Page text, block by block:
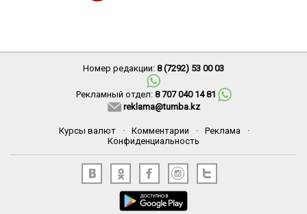
Номер редакции: 8 (7292) 53 00 03
Рекламный отдел: 8 707 040 14 81
reklama@tumba.kz
Курсы валют · Комментарии · Реклама
·
Конфиденциальность